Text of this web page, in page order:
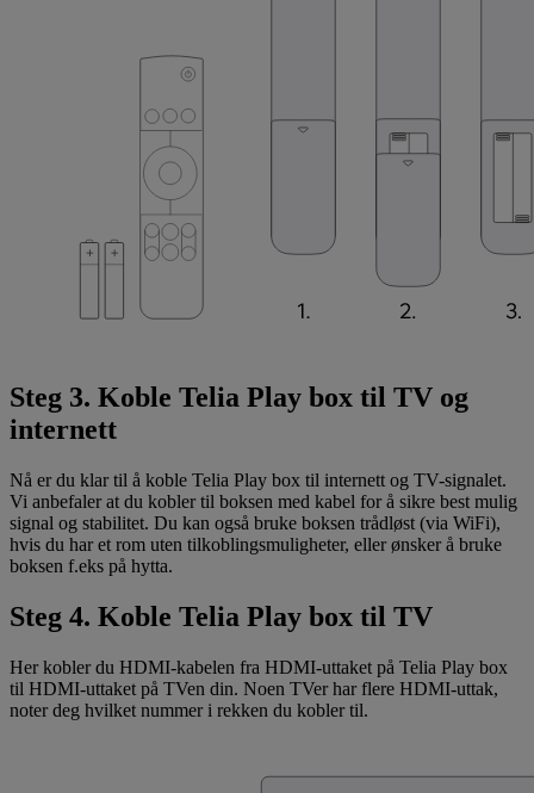
Steg 3. Koble Telia Play box til TV og
internett
Nå er du klar til å koble Telia Play box til internett og TV-signalet.
Vi anbefaler at du kobler til boksen med kabel for å sikre best mulig
signal og stabilitet. Du kan også bruke boksen trådløst (via WiFi),
hvis du har et rom uten tilkoblingsmuligheter, eller ønsker å bruke
boksen f.eks på hytta.
Steg 4. Koble Telia Play box til TV
Her kobler du HDMI-kabelen fra HDMI-uttaket på Telia Play box
til HDMI-uttaket på TVen din. Noen TVer har flere HDMI-uttak,
noter deg hvilket nummer i rekken du kobler til.